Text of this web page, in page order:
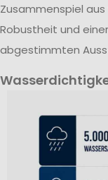
Zusammenspiel
Robustheit und
abgestimmten